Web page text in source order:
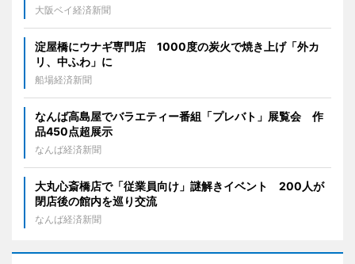
大阪ベイ経済新聞
淀屋橋にウナギ専門店 1000度の炭火で焼き上げ「外カ
リ、中ふわ」に
船場経済新聞
なんば高島屋でバラエティー番組「プレバト」展覧会 作
品450点超展示
なんば経済新聞
大丸心斎橋店で「従業員向け」謎解きイベント 200人が
閉店後の館内を巡り交流
なんば経済新聞